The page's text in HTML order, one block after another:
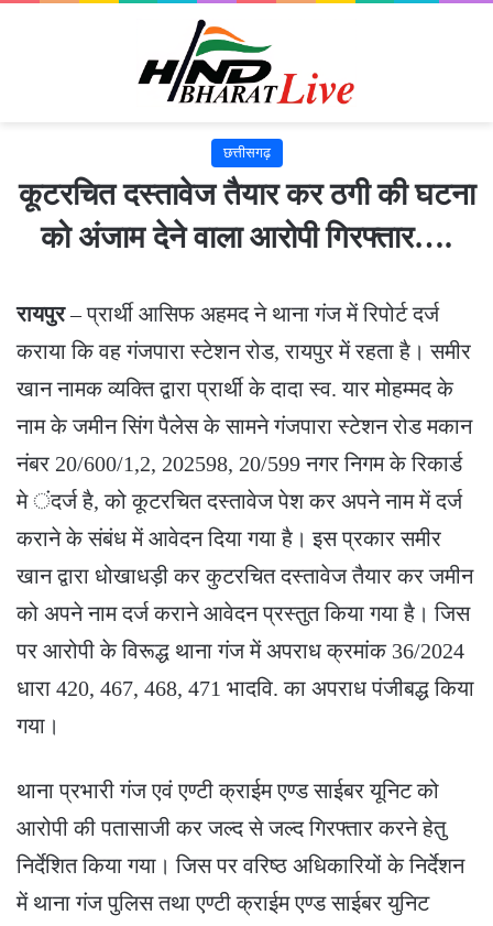
छत्तीसगढ़
कूटरचित दस्तावेज तैयार कर ठगी की घटना
को अंजाम देने वाला आरोपी गिरफ्तार….
रायपुर– प्रार्थी आसिफ अहमद ने थाना गंज में रिपोर्ट दर्ज
कराया कि वह गंजपारा स्टेशन रोड, रायपुर में रहता है। समीर
खान नामक व्यक्ति द्वारा प्रार्थी के दादा स्व. यार मोहम्मद के
नाम के जमीन सिंग पैलेस के सामने गंजपारा स्टेशन रोड मकान
नंबर 20/600/1,2, 202598, 20/599 नगर निगम के रिकार्ड
मे ंदर्ज है, को कूटरचित दस्तावेज पेश कर अपने नाम में दर्ज
कराने के संबंध में आवेदन दिया गया है। इस प्रकार समीर
खान द्वारा धोखाधड़ी कर कुटरचित दस्तावेज तैयार कर जमीन
को अपने नाम दर्ज कराने आवेदन प्रस्तुत किया गया है। जिस
पर आरोपी के विरूद्ध थाना गंज में अपराध क्रमांक 36/2024
धारा 420, 467, 468, 471 भादवि. का अपराध पंजीबद्ध किया
गया।
थाना प्रभारी गंज एवं एण्टी क्राईम एण्ड साईबर यूनिट को
आरोपी की पतासाजी कर जल्द से जल्द गिरफ्तार करने हेतु
निर्देशित किया गया। जिस पर वरिष्ठ अधिकारियों के निर्देशन
में थाना गंज पुलिस तथा एण्टी क्राईम एण्ड साईबर युनिट